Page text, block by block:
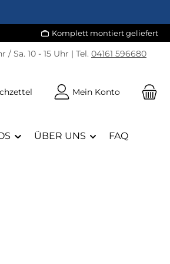
Komplett montiert geliefert
/ Sa. 10 - 15 Uhr | Tel. 04161 596680
Du hast 0 Produkte auf dem
Mein Konto
ÜBER UNS FAQ